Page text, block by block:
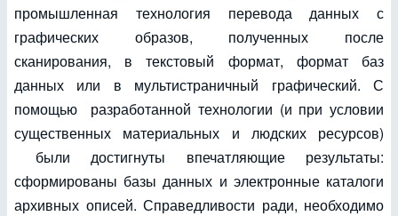
промышленная технология перевода данных с
графических образов, полученных после
сканирования, в текстовый формат, формат баз
данных или в мультистраничный графический. С
помощью разработанной технологии (и при условии
существенных материальных и людских ресурсов)
были достигнуты впечатляющие результаты:
сформированы базы данных и электронные каталоги
архивных описей. Справедливости ради, необходимо